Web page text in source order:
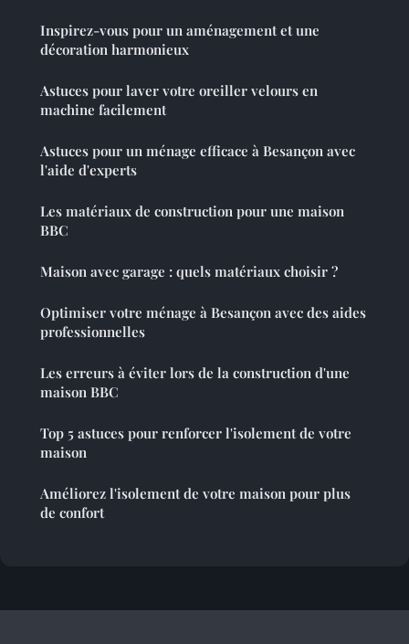
Inspirez-vous pour un aménagement et une
décoration harmonieux
Astuces pour laver votre oreiller velours en
machine facilement
Astuces pour un ménage efficace à Besançon avec
l'aide d'experts
Les matériaux de construction pour une maison
BBC
Maison avec garage : quels matériaux choisir ?
Optimiser votre ménage à Besançon avec des aides
professionnelles
Les erreurs à éviter lors de la construction d'une
maison BBC
Top 5 astuces pour renforcer l'isolement de votre
maison
Améliorez l'isolement de votre maison pour plus
de confort